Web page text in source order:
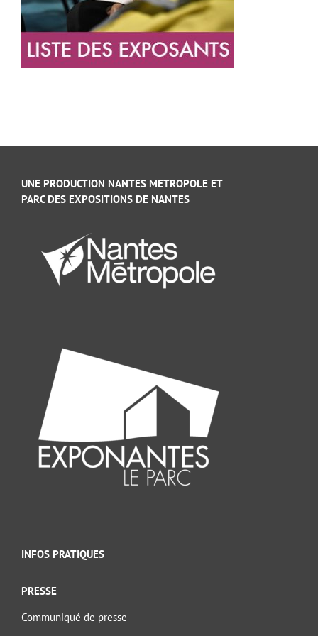
UNE PRODUCTION NANTES METROPOLE ET
PARC DES EXPOSITIONS DE NANTES
INFOS PRATIQUES
PRESSE
Communiqué de presse